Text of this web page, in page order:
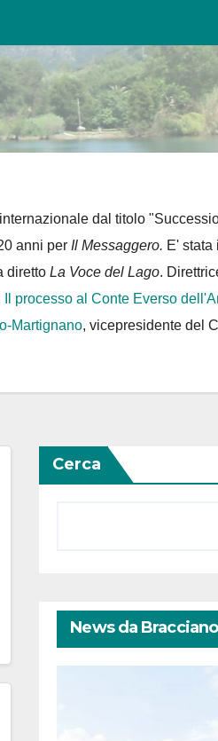
dal titolo
anni per Il Messaggero. E' stata
diretto La Voce del Lago.
processo al Conte Everso
Martignano, vicepresidente del
Cerca
News da Bracciano